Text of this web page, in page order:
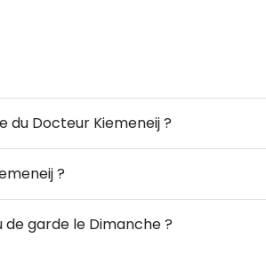
du Docteur Kiemeneij ?
?
garde le Dimanche ?